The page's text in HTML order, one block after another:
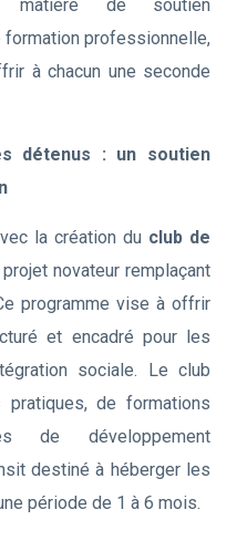
matière de soutien
professionnelle,
à chacun une seconde
détenus : un soutien
la création du club de
projet novateur remplaçant
programme vise à offrir
et encadré pour les
sociale. Le club
pratiques, de formations
de développement
destiné à héberger les
période de 1 à 6 mois.